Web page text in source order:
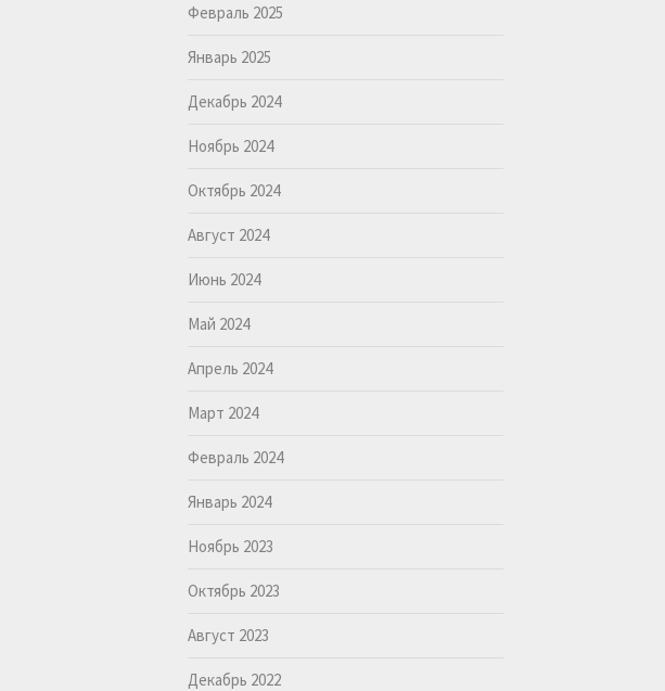
Февраль 2025
Январь 2025
Декабрь 2024
Ноябрь 2024
Октябрь 2024
Август 2024
Июнь 2024
Май 2024
Апрель 2024
Март 2024
Февраль 2024
Январь 2024
Ноябрь 2023
Октябрь 2023
Август 2023
Декабрь 2022